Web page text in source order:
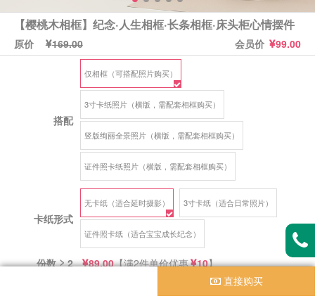
【樱桃木相框】纪念·人生相框·长条相框·床头柜心情摆件
会员价 99.00
原价 169.00
搭配
仅相框（可搭配照片购买）
3寸卡纸照片（横版，需配套相框购买）
竖版绚丽全景照片（横版，需配套相框购买）
证件照卡纸照片（横版，需配套相框购买）
卡纸形式
无卡纸（适合延时摄影） 3寸卡纸（适合日常照片）
证件照卡纸（适合宝宝成长纪念）
份数 ≥ 2 89.00【满2件单价优惠 10】
直接购买